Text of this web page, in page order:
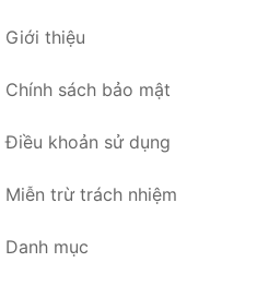
Giới thiệu
Chính sách bảo mật
Điều khoản sử dụng
Miễn trừ trách nhiệm
Danh mục